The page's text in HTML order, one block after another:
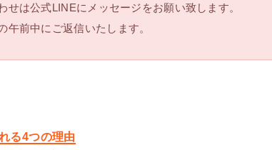
せは公式LINEにメッセージをお願い致します。
午前中にご返信いたします。
る4つの理由